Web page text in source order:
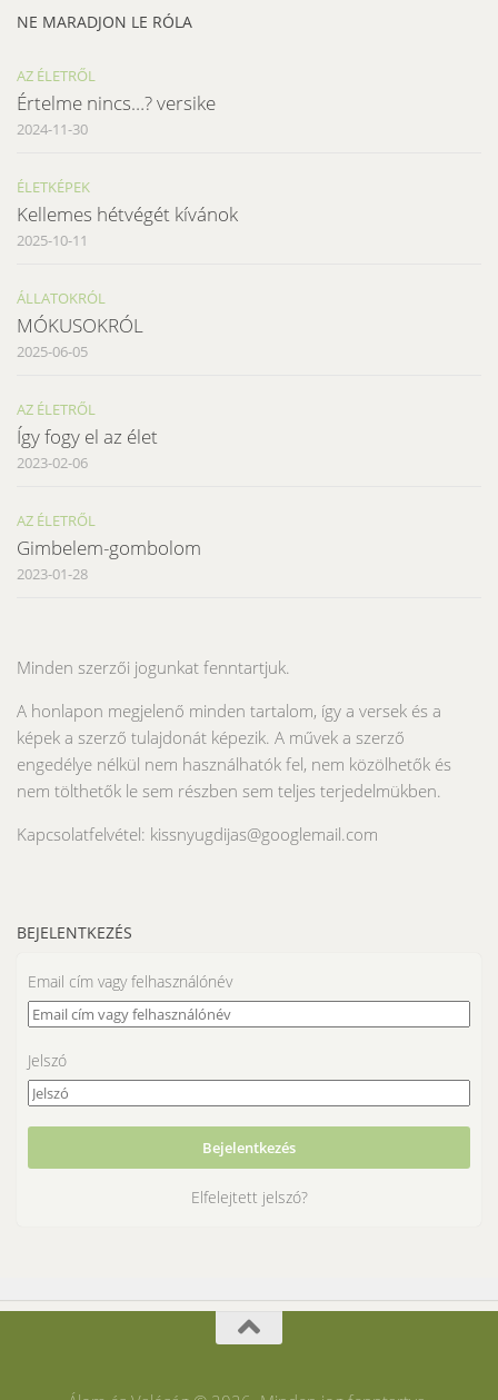
NE MARADJON LE RÓLA
AZ ÉLETRŐL
Értelme nincs…? versike
2024-11-30
ÉLETKÉPEK
Kellemes hétvégét kívánok
2025-10-11
ÁLLATOKRÓL
MÓKUSOKRÓL
2025-06-05
AZ ÉLETRŐL
Így fogy el az élet
2023-02-06
AZ ÉLETRŐL
Gimbelem-gombolom
2023-01-28
Minden szerzői jogunkat fenntartjuk.
A honlapon megjelenő minden tartalom, így a versek és a
képek a szerző tulajdonát képezik. A művek a szerző
engedélye nélkül nem használhatók fel, nem közölhetők és
nem tölthetők le sem részben sem teljes terjedelmükben.
Kapcsolatfelvétel: kissnyugdijas@googlemail.com
BEJELENTKEZÉS
Email cím vagy felhasználónév
Jelszó
Elfelejtett jelszó?